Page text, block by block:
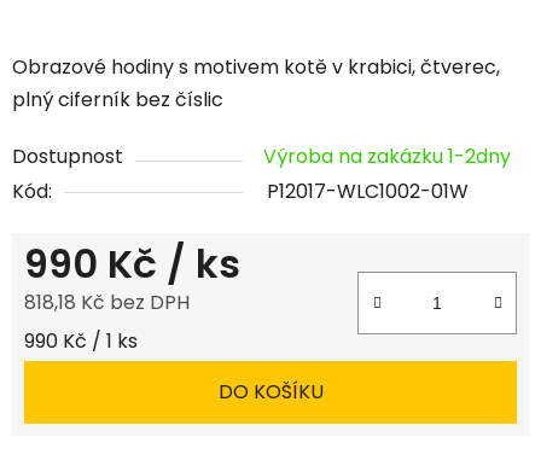
Obrazové hodiny s motivem kotě v krabici, čtverec,
plný ciferník bez číslic
Dostupnost
Výroba na zakázku 1-2dny
Kód:
P12017-WLC1002-01W
990 Kč / ks
818,18 Kč bez DPH
Měrná cena:
990 Kč / 1 ks
DO KOŠÍKU